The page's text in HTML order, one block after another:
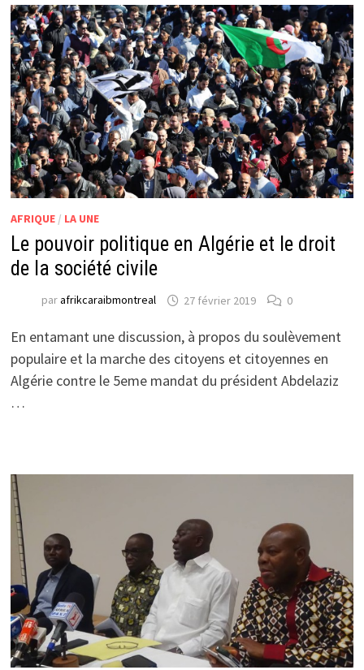
AFRIQUE/ LA UNE
Le pouvoir politique en Algérie et le droit
de la société civile
parafrikcaraibmontreal 27 février 2019 0
En entamant une discussion, à propos du soulèvement
populaire et la marche des citoyens et citoyennes en
Algérie contre le 5eme mandat du président Abdelaziz
…